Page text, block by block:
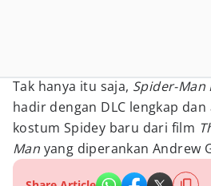
Tak hanya itu saja, Spider-Man
hadir dengan DLC lengkap
kostum Spidey baru dari film
Man yang diperankan Andrew